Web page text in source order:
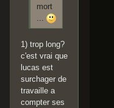
mort
1) trop long?
c'est vrai que
lucas est
surchager de
travaille a
compter ses